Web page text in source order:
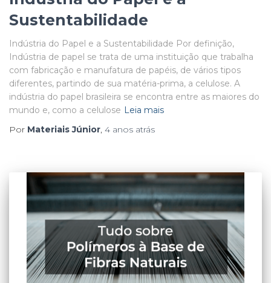
Sustentabilidade
Indústria do Papel e a Sustentabilidade Por definição,
Indústria de papel se trata de uma instituição que trabalha
com fabricação e manufatura de papéis, de vários tipos
diferentes, partindo de sua matéria-prima, a celulose. A
indústria do papel brasileira se encontra entre as maiores do
mundo e, como a celulose Leia mais
Por Materiais Júnior, 4 anos atrás